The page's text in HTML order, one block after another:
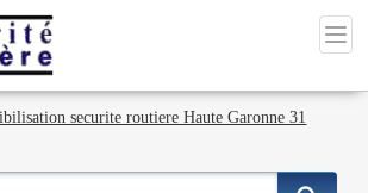
securite routiere Haute Garonne 31